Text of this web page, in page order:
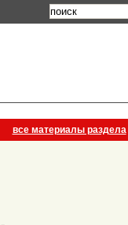
все материалы раздела